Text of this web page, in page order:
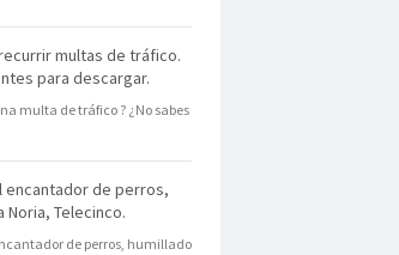
multas de tráfico.
para descargar.
multa de tráfico ? ¿No sabes
encantador de perros,
Noria, Telecinco.
de perros, humillado